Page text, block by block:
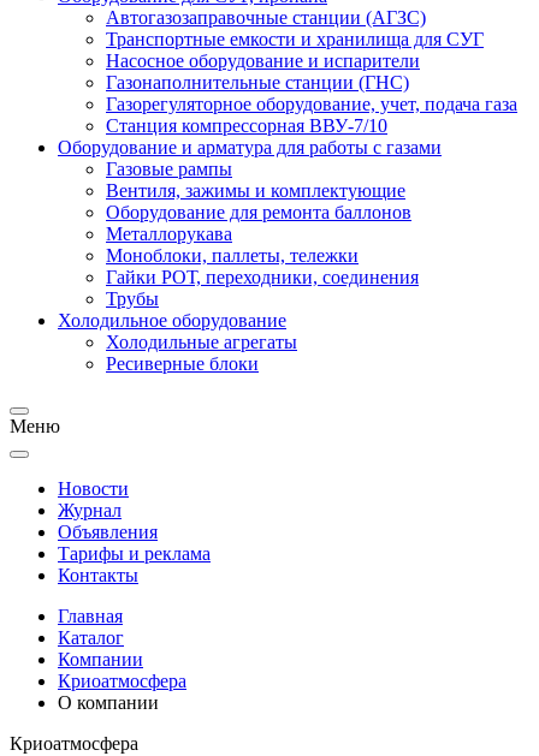
Автогазозаправочные станции (АГЗС)
Транспортные емкости и хранилища для СУГ
Насосное оборудование и испарители
Газонаполнительные станции (ГНС)
Газорегуляторное оборудование, учет, подача газа
Станция компрессорная ВВУ-7/10
Оборудование и арматура для работы с газами
Газовые рампы
Вентиля, зажимы и комплектующие
Оборудование для ремонта баллонов
Металлорукава
Моноблоки, паллеты, тележки
Гайки РОТ, переходники, соединения
Трубы
Холодильное оборудование
Холодильные агрегаты
Ресиверные блоки
Меню
Новости
Журнал
Объявления
Тарифы и реклама
Контакты
Главная
Каталог
Компании
Криоатмосфера
О компании
Криоатмосфера